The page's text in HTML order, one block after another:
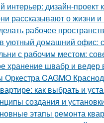
интерьер: дизайн-проект
рассказывают о жизни
рабочее
в уютный домашний офис:
с рабочим местом:
хранение швабр и ведер
CAGMO
как выбрать и
создания и
этапы ремонта